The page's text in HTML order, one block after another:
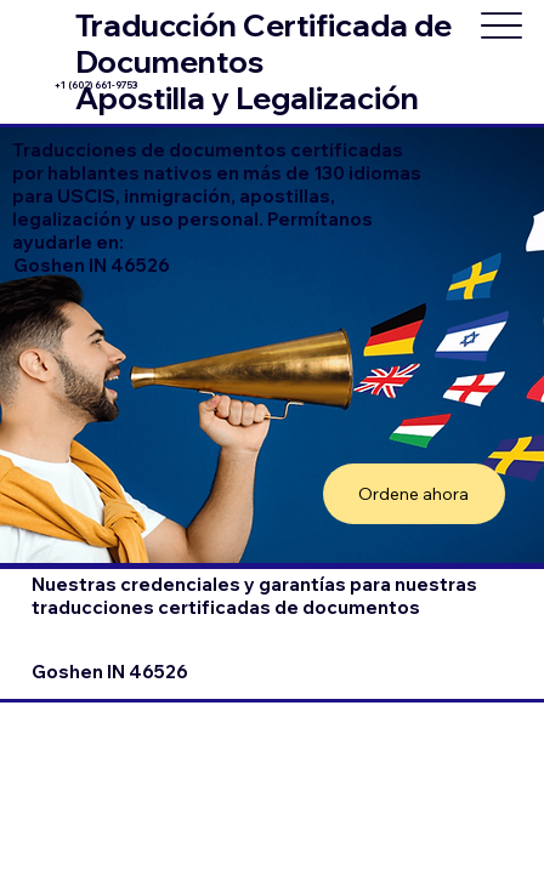
Traducción Certificada de
Documentos
Apostilla y Legalización
+1 (602) 661-9753
Traducciones de documentos certificadas
por hablantes nativos en más de 130 idiomas
para USCIS, inmigración, apostillas,
legalización y uso personal. Permítanos
ayudarle en:
Goshen IN 46526
Ordene ahora
Nuestras credenciales y garantías para nuestras
traducciones certificadas de documentos
Goshen IN 46526